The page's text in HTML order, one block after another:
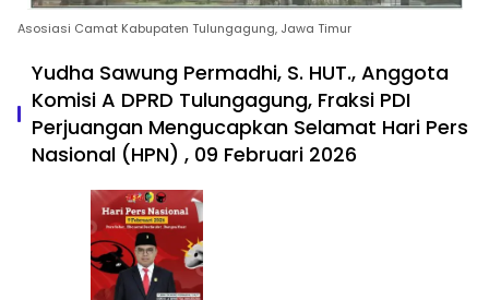
Asosiasi Camat Kabupaten Tulungagung, Jawa Timur
Yudha Sawung Permadhi, S. HUT., Anggota
Komisi A DPRD Tulungagung, Fraksi PDI
Perjuangan Mengucapkan Selamat Hari Pers
Nasional (HPN) , 09 Februari 2026